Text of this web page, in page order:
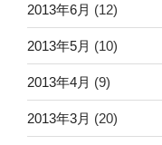
2013年6月 (12)
2013年5月 (10)
2013年4月 (9)
2013年3月 (20)